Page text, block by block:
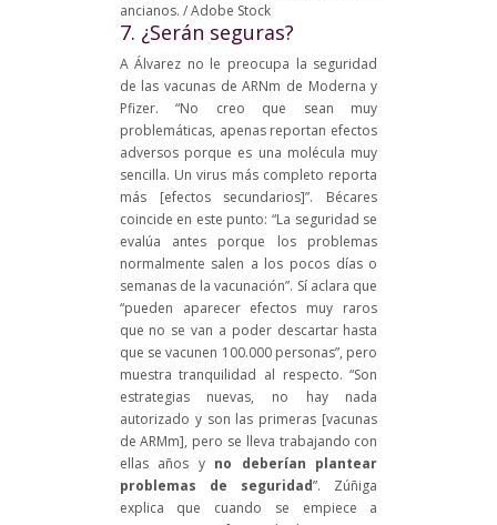
ancianos. / Adobe Stock
7. ¿Serán seguras?
A Álvarez no le preocupa la seguridad
de las vacunas de ARNm de Moderna y
Pfizer. “No creo que sean muy
problemáticas, apenas reportan efectos
adversos porque es una molécula muy
sencilla. Un virus más completo reporta
más [efectos secundarios]”. Bécares
coincide en este punto: “La seguridad se
evalúa antes porque los problemas
normalmente salen a los pocos días o
semanas de la vacunación”. Sí aclara que
“pueden aparecer efectos muy raros
que no se van a poder descartar hasta
que se vacunen 100.000 personas”, pero
muestra tranquilidad al respecto. “Son
estrategias nuevas, no hay nada
autorizado y son las primeras [vacunas
de ARMm], pero se lleva trabajando con
ellas años y no deberían plantear
problemas de seguridad”. Zúñiga
explica que cuando se empiece a